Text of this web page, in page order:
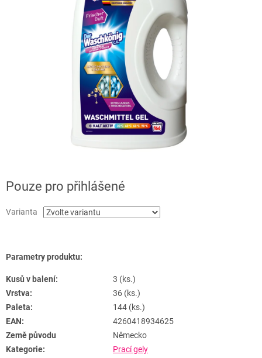
Pouze pro přihlášené
Varianta
Parametry produktu:
Kusů v balení:
3 (ks.)
Vrstva:
36 (ks.)
Paleta:
144 (ks.)
EAN:
4260418934625
Země původu
Německo
Kategorie:
Prací gely